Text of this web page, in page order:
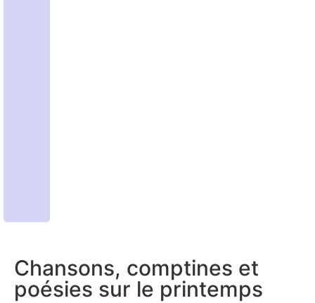
Chansons, comptines et
poésies sur le printemps